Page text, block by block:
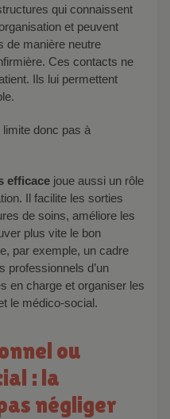
qui connaissent
et peuvent
de manière neutre
Ces contacts ne
Ils lui permettent
efficace joue aussi un rôle
Il facilite les sorties
de soins, améliore les
plus vite le bon
par exemple, un cadre
professionnels d’un
en charge et organiser les
le médico-social.
: la
négliger